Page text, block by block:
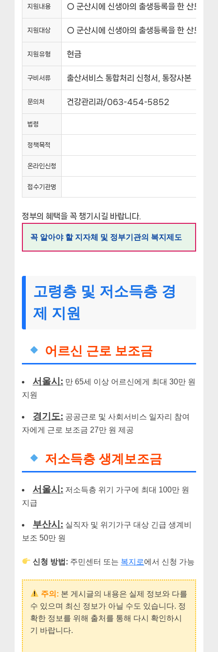
지원내용 ○ 군산시에 신생아의 출생등록을 한 산모로
지원대상 ○ 군산시에 신생아의 출생등록을 한 산모로
지원유형 현금
구비서류 출산서비스 통합처리 신청서, 통장사본
문의처 건강관리과/063-454-5852
법령
정책목적
온라인신청
접수기관명
정부의 혜택을 꼭 챙기시길 바랍니다.
꼭 알아야 할 지자체 및 정부기관의 복지제도
고령층 및 저소득층 경
제 지원
어르신 근로 보조금
서울시: 만 65세 이상 어르신에게 최대 30만 원
지원
경기도: 공공근로 및 사회서비스 일자리 참여
자에게 근로 보조금 27만 원 제공
저소득층 생계보조금
서울시: 저소득층 위기 가구에 최대 100만 원
지급
부산시: 실직자 및 위기가구 대상 긴급 생계비
보조 50만 원
신청 방법: 주민센터 또는 복지로에서 신청 가능
주의: 본 게시글의 내용은 실제 정보와 다를
수 있으며 최신 정보가 아닐 수도 있습니다. 정
확한 정보를 위해 출처를 통해 다시 확인하시
기 바랍니다.